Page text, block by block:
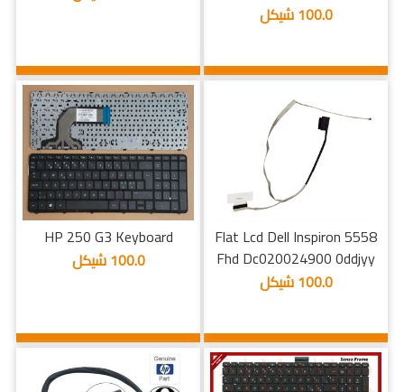
100.0 شيكل
Flat Lcd Dell Inspiron 5558
Fhd Dc020024900 0ddjyy
100.0 شيكل
HP 250 G3 Keyboard
100.0 شيكل